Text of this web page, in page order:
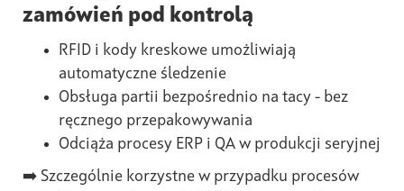
zamówień pod kontrolą
RFID i kody kreskowe umożliwiają
automatyczne śledzenie
Obsługa partii bezpośrednio na tacy - bez
ręcznego przepakowywania
Odciąża procesy ERP i QA w produkcji seryjnej
➡️ Szczególnie korzystne w przypadku procesów